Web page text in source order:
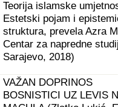
Teorija islamske
Estetski pojam i
struktura, prevela Azra
Centar za napredne
Sarajevo, 2018)
VAŽAN DOPRINOS
BOSNISTICI UZ LEVIS